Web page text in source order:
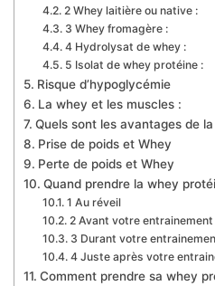
2 Whey laitière ou native :
3 Whey fromagère :
4 Hydrolysat de whey :
5 Isolat de whey protéine :
Risque d’hypoglycémie
La whey et les muscles :
Quels sont les avantages de
Prise de poids et Whey
Perte de poids et Whey
Quand prendre la whey
1 Au réveil
2 Avant votre entrainement
3 Durant votre
4 Juste après votre
Comment prendre sa whey